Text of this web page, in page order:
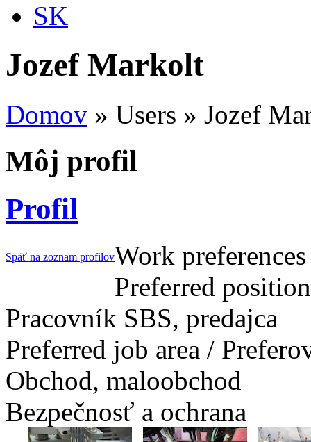
SK
Jozef Markolt
Domov » Users » Jozef
Môj profil
Profil
Späť na zoznam profilovWork
Preferred
Pracovník SBS, predajca
Preferred job area /
Obchod, maloobchod
Bezpečnosť a ochrana